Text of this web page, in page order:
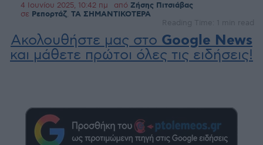
4 Ιουνίου 2025, 10:42 πμ από Ζήσης Πιτσιάβας
σε Ρεπορτάζ ΤΑ ΣΗΜΑΝΤΙΚΟΤΕΡΑ
Reading Time: 1 min read
Ακολουθήστε μας στο Google News
και μάθετε πρώτοι όλες τις ειδήσεις!